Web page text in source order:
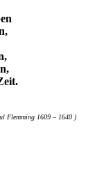
Flemming 1609 – 1640 )